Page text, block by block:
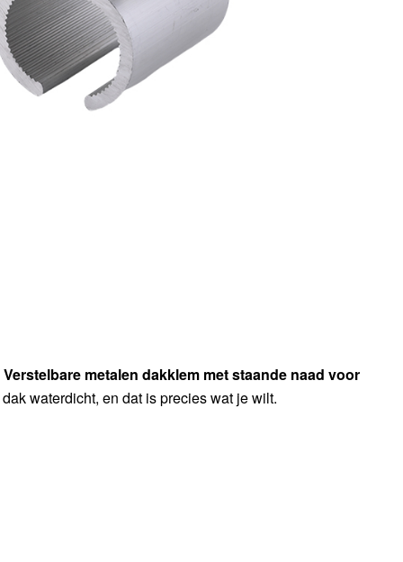
Verstelbare metalen dakklem met staande naad voor
waterdicht, en dat is precies wat je wilt.